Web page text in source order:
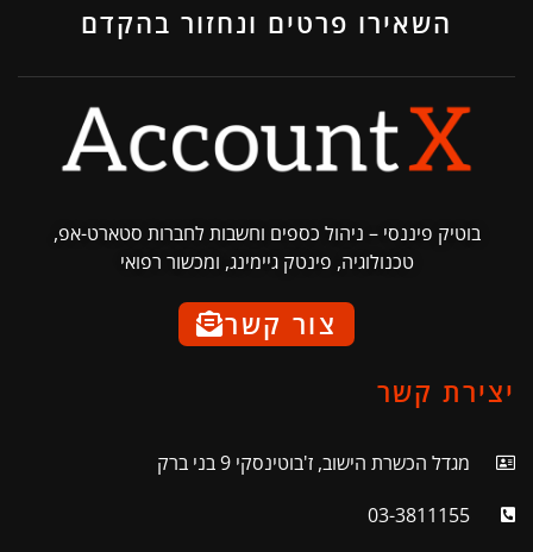
השאירו פרטים ונחזור בהקדם
בוטיק פיננסי – ניהול כספים וחשבות לחברות סטארט-אפ,
טכנולוגיה, פינטק גיימינג, ומכשור רפואי
צור קשר
יצירת קשר
מגדל הכשרת הישוב, ז'בוטינסקי 9 בני ברק
03-3811155